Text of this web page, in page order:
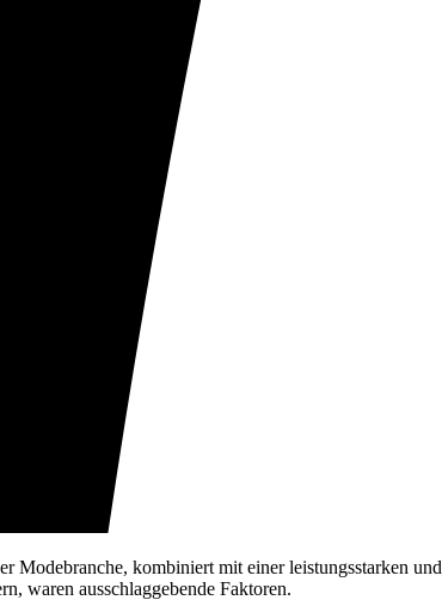
Modebranche, kombiniert mit einer leistungsstarken
waren ausschlaggebende Faktoren.